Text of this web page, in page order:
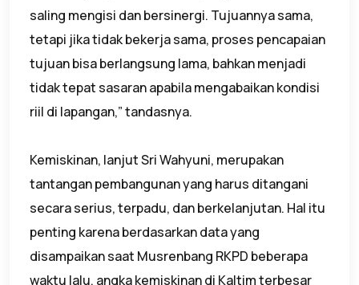
saling mengisi dan bersinergi. Tujuannya sama,
tetapi jika tidak bekerja sama, proses pencapaian
tujuan bisa berlangsung lama, bahkan menjadi
tidak tepat sasaran apabila mengabaikan kondisi
riil di lapangan,” tandasnya.
Kemiskinan, lanjut Sri Wahyuni, merupakan
tantangan pembangunan yang harus ditangani
secara serius, terpadu, dan berkelanjutan. Hal itu
penting karena berdasarkan data yang
disampaikan saat Musrenbang RKPD beberapa
waktu lalu, angka kemiskinan di Kaltim terbesar